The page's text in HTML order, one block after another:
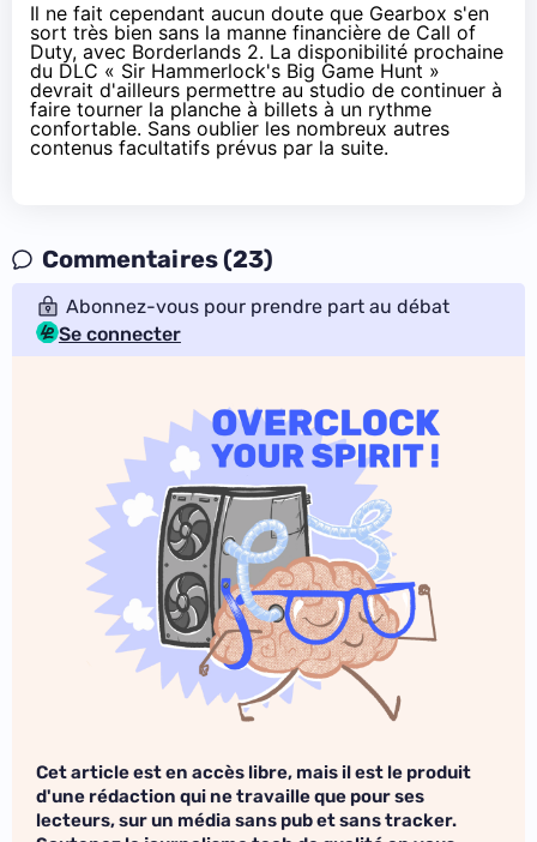
Il ne fait cependant aucun doute que Gearbox s'en
sort très bien sans la manne financière de Call of
Duty, avec Borderlands 2. La disponibilité prochaine
du DLC « Sir Hammerlock's Big Game Hunt »
devrait d'ailleurs permettre au studio de continuer à
faire tourner la planche à billets à un rythme
confortable. Sans oublier les nombreux autres
contenus facultatifs prévus par la suite.
Commentaires (23)
Abonnez-vous pour prendre part au débat
Se connecter
Cet article est en accès libre, mais il est le produit
d'une rédaction qui ne travaille que pour ses
lecteurs, sur un média sans pub et sans tracker.